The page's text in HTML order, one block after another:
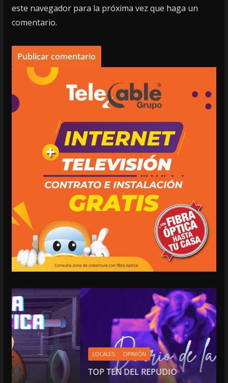
este navegador para la próxima vez que haga un
comentario.
LOCALES OPINIÓN
TOP TEN DEL REPUDIO